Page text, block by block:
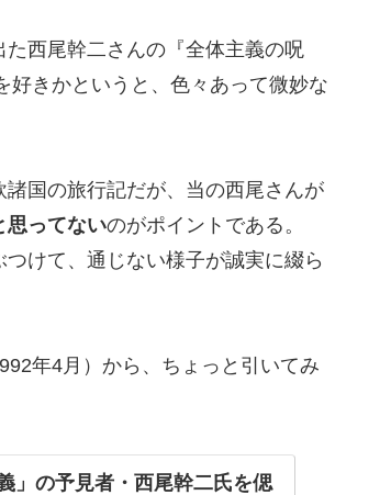
西尾幹二さんの『全体主義の呪
好きかというと、色々あって微妙な
国の旅行記だが、当の西尾さんが
思ってないのがポイントである。
けて、通じない様子が誠実に綴ら
年4月）から、ちょっと引いてみ
」の予見者・西尾幹二氏を偲